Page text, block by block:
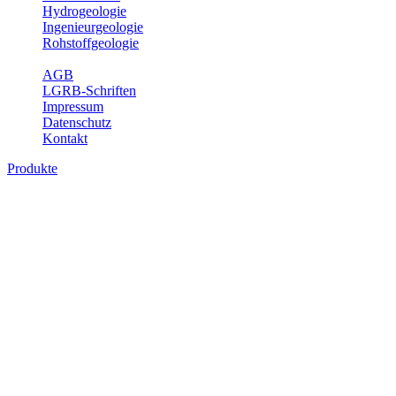
Hydrogeologie
Ingenieurgeologie
Rohstoffgeologie
AGB
LGRB-Schriften
Impressum
Datenschutz
Kontakt
Produkte